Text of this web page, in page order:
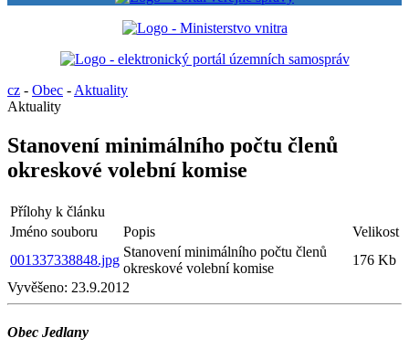
cz - Obec - Aktuality
Aktuality
Stanovení minimálního počtu členů
okreskové volební komise
Přílohy k článku
Jméno souboru
Popis
Velikost
001337338848.jpg
Stanovení minimálního počtu členů
okreskové volební komise
176 Kb
Vyvěšeno: 23.9.2012
Obec Jedlany